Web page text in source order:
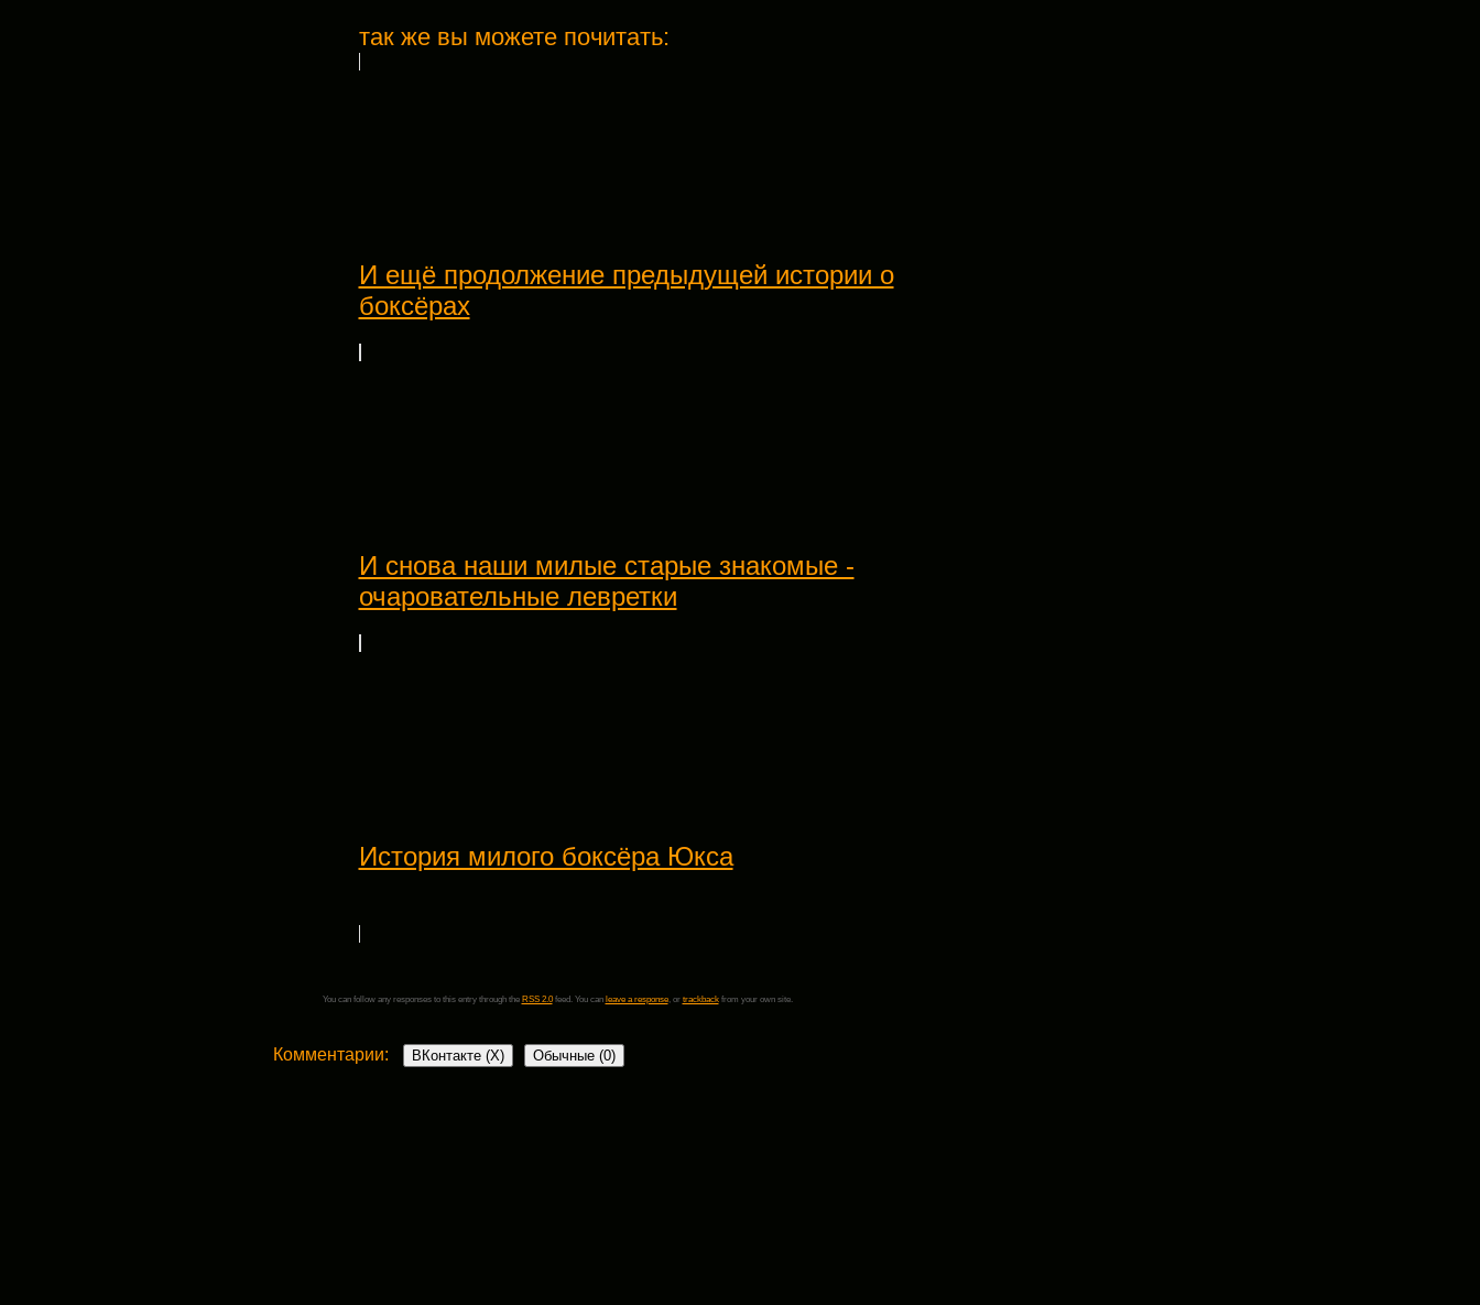
так же вы можете почитать:
И ещё продолжение предыдущей истории о
боксёрах
И снова наши милые старые знакомые -
очаровательные левретки
История милого боксёра Юкса
You can follow any responses to this entry through the RSS 2.0feed. You can leave a response, or trackbackfrom your own site.
Комментарии: ВКонтакте (X) Обычные (0)